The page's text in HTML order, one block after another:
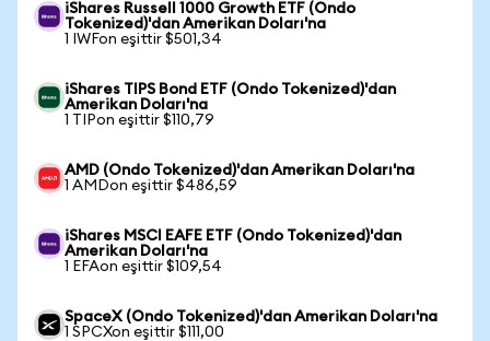
iShares Russell 1000 Growth ETF (Ondo
Tokenized)'dan Amerikan Doları'na
1 IWFon eşittir $501,34
iShares TIPS Bond ETF (Ondo Tokenized)'dan
Amerikan Doları'na
1 TIPon eşittir $110,79
AMD (Ondo Tokenized)'dan Amerikan Doları'na
1 AMDon eşittir $486,59
iShares MSCI EAFE ETF (Ondo Tokenized)'dan
Amerikan Doları'na
1 EFAon eşittir $109,54
SpaceX (Ondo Tokenized)'dan Amerikan Doları'na
1 SPCXon eşittir $111,00